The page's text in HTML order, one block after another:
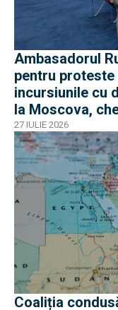
Ambasadorul
pentru
incursiunile cu
la Moscova,
27 IULIE 2026
Coaliția